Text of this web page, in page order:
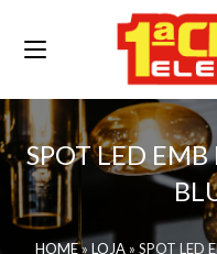
SPOT LED
HOME» LOJA» SPOT LED